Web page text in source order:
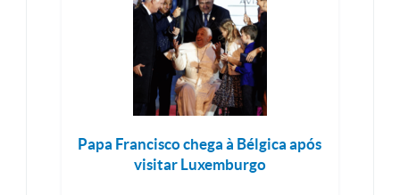
Papa Francisco chega à Bélgica após
visitar Luxemburgo